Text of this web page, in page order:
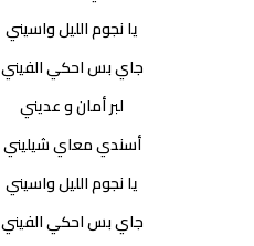
يا نجوم الليل واسيني
جاي بس احكي الفيني
لبر أمان و عديني
أسندي معاي شيليني
يا نجوم الليل واسيني
جاي بس احكي الفيني